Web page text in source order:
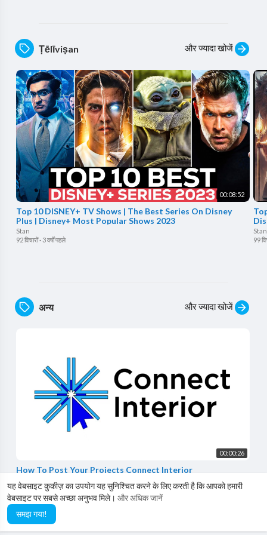
यह वेबसाइट कुकीज़ का उपयोग यह सुनिश्चित करने के लिए करती है कि आपको हमारी
वेबसाइट पर सबसे अच्छा अनुभव मिले। और अधिक जानें
समझ गया!
Ṭēlīviṣan और ज्यादा खोजें
00:08:52
Top 10 DISNEY+ TV Shows | The Best Series On Disney
Plus | Disney+ Most Popular Shows 2023
Stan
92 विचारों· 3 वर्षों पहले
Stan
99
अन्य और ज्यादा खोजें
00:00:26
How To Post Your Projects Connect Interior
Connect Interior
0 विचारों· 3 वर्षों पहले